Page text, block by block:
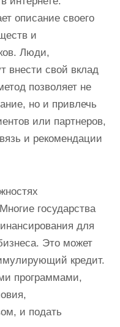
описание своего
и
Люди,
внести свой вклад
позволяет не
но и привлечь
или партнеров,
и рекомендации
государства
для
Это может
кредит.
программами,
и подать